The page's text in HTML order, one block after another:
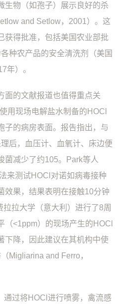
生物（如孢子）展示良好的杀
and Setlow，2001）。这
获得批准，包括美国农业部批
种农产品的安全清洗剂（美国
年）。
面的文献报道也值得重点关
用现场电解盐水制备的HOCl
子的病房表面。报告指出，与
后，血压计、血氧计、床边便
菌减少了约105。Park等人
来测试HOCl对诺如病毒接种
效果，结果表明在接触10分钟
拉大学（意大利）进行了8周
（<1ppm）的现场产生的HOCl
下降，因此建议在其机构中使
Migliarina and Ferro，
通过将HOCl进行喷雾，禽流感